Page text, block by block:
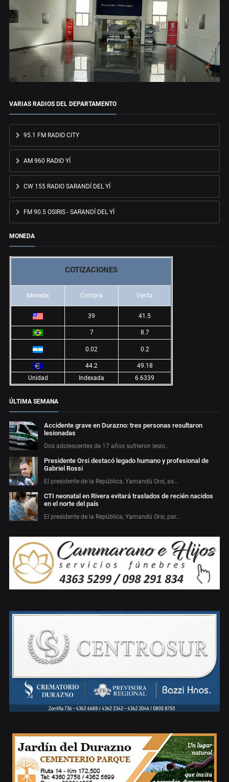
VARIAS RADIOS DEL DEPARTAMENTO
95.1 FM RADIO CITY
AM 960 RADIO YÍ
CW 155 RADIO SARANDÍ DEL YÍ
FM 90.5 OSIRIS - SARANDÍ DEL YÍ
MONEDA
COTIZACIONES
Moneda Compra Venta
39 41.5
7 8.7
0.02 0.2
44.2
49.18
Unidad
Indexada 6.6339
ÚLTIMA SEMANA
Accidente grave en Durazno: tres personas resultaron
lesionadas
Dos adolescentes de 17 años sufrieron lesio…
Presidente Orsi destacó legado humano y profesional de
Gabriel Rossi
El presidente de la República, Yamandú Orsi, as…
CTI neonatal en Rivera evitará traslados de recién nacidos
en el norte del país
El presidente de la República, Yamandú Orsi, par…